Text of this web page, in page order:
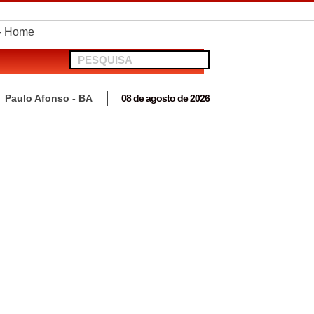
em Antas
Paulo Afonso - BA 08 de agosto de 2026